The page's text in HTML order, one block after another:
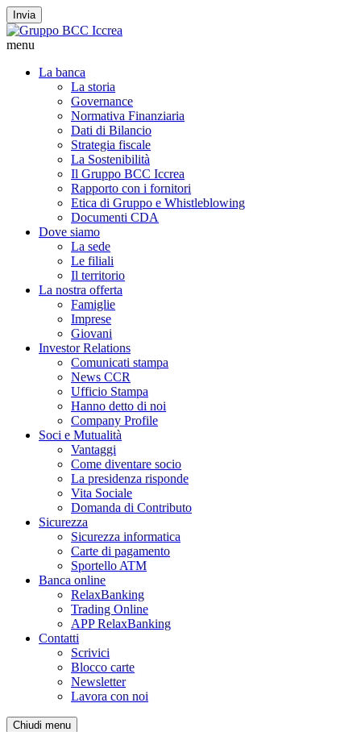
Invia
menu
La banca
La storia
Governance
Normativa Finanziaria
Dati di Bilancio
Strategia fiscale
La Sostenibilità
Il Gruppo BCC Iccrea
Rapporto con i fornitori
Etica di Gruppo e Whistleblowing
Documenti CDA
Dove siamo
La sede
Le filiali
Il territorio
La nostra offerta
Famiglie
Imprese
Giovani
Investor Relations
Comunicati stampa
News CCR
Ufficio Stampa
Hanno detto di noi
Company Profile
Soci e Mutualità
Vantaggi
Come diventare socio
La presidenza risponde
Vita Sociale
Domanda di Contributo
Sicurezza
Sicurezza informatica
Carte di pagamento
Sportello ATM
Banca online
RelaxBanking
Trading Online
APP RelaxBanking
Contatti
Scrivici
Blocco carte
Newsletter
Lavora con noi
Chiudi menu